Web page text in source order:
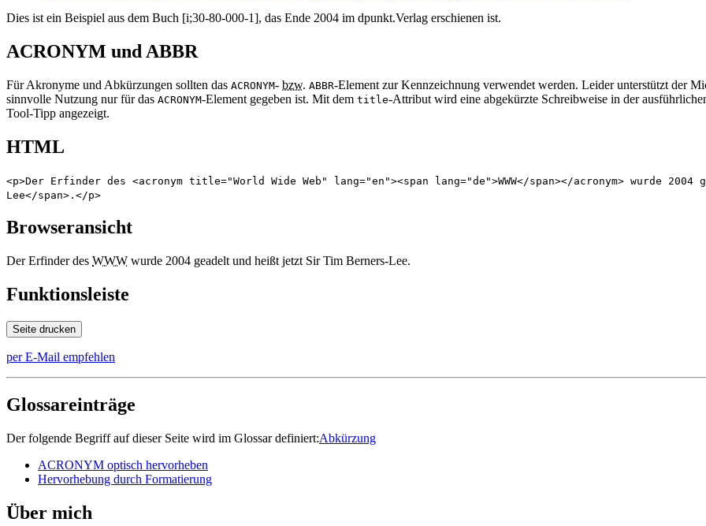
Dies ist ein Beispiel aus dem Buch [i;30-80-000-1], das Ende 2004 im dpunkt.Verlag erschienen ist.
ACRONYM und ABBR
Für Akronyme und Abkürzungen sollten das ACRONYM- bzw. ABBR-Element zur Kennzeichnung verwendet werden. Leider unterstützt der
sinnvolle Nutzung nur für das ACRONYM-Element gegeben ist. Mit dem title-Attribut wird eine abgekürzte Schreibweise in der
Tool-Tipp angezeigt.
HTML
<p>Der Erfinder des <acronym title="World Wide Web" lang="en"><span lang="de">WWW</span></acronym> wurde
Lee</span>.</p>
Browseransicht
Der Erfinder des WWW wurde 2004 geadelt und heißt jetzt Sir Tim Berners-Lee.
Funktionsleiste
Seite drucken
per E-Mail empfehlen
Glossareinträge
Der folgende Begriff auf dieser Seite wird im Glossar definiert:Abkürzung
ACRONYM optisch hervorheben
Hervorhebung durch Formatierung
Über mich